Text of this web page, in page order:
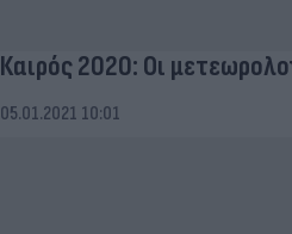
Καιρός 2020: Οι
05.01.2021 10:01